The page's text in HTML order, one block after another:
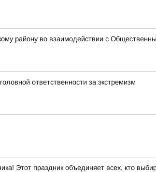
району во взаимодействии с
ответственности за экстремизм
Этот праздник объединяет всех, кто